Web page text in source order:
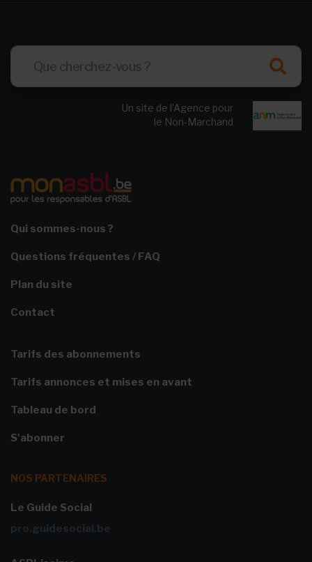
Un site de l’Agence pour
le Non-Marchand
Qui sommes-nous ?
Questions fréquentes / FAQ
Plan du site
Contact
Tarifs des abonnements
Tarifs annonces et mises en avant
Tableau de bord
S'abonner
NOS PARTENAIRES
Le Guide Social
pro.guidesocial.be